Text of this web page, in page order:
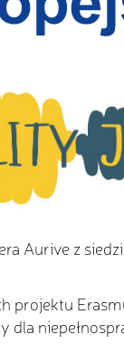
Aurive z
projektu